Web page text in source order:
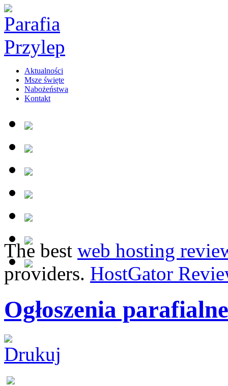
Aktualności
Msze święte
Nabożeństwa
Kontakt
The best web hosting
providers. HostGator
Ogłoszenia